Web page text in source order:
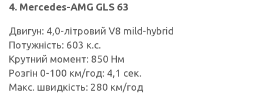
4. Mercedes-AMG GLS 63
Двигун: 4,0-літровий V8 mild-hybrid
Потужність: 603 к.с.
Крутний момент: 850 Нм
Розгін 0-100 км/год: 4,1 сек.
Макс. швидкість: 280 км/год